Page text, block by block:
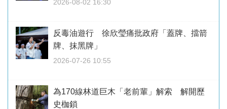
2026-08-02 16:30
反毒油遊行 徐欣瑩痛批政府「蓋牌、擋箭
牌、抹黑牌」
2026-07-26 10:55
為170線林道巨木「老前輩」解索 解開歷
史枷鎖